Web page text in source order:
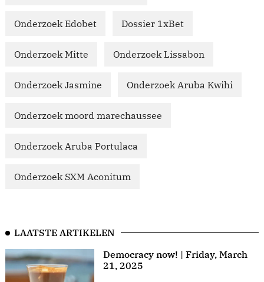
Onderzoek Edobet Dossier 1xBet
Onderzoek Mitte Onderzoek Lissabon
Onderzoek Jasmine Onderzoek Aruba Kwihi
Onderzoek moord marechaussee
Onderzoek Aruba Portulaca
Onderzoek SXM Aconitum
LAATSTE ARTIKELEN
Democracy now! | Friday, March
21, 2025